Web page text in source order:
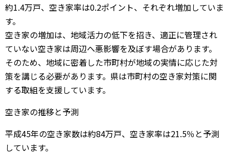
約1.4万戸、空き家率は0.2ポイント、それぞれ増加していま
す。
空き家の増加は、地域活力の低下を招き、適正に管理され
ていない空き家は周辺へ悪影響を及ぼす場合があります。
そのため、地域に密着した市町村が地域の実情に応じた対
策を講じる必要があります。県は市町村の空き家対策に関
する取組を支援しています。
空き家の推移と予測
平成45年の空き家数は約84万戸、空き家率は21.5％と予測
しています。